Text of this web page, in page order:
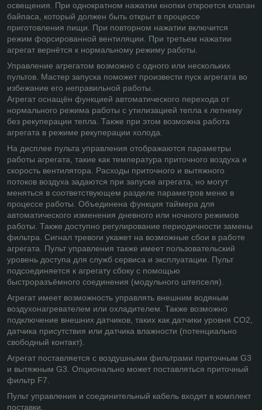
освещения. При однократном нажатии кнопки откроется клапан
байпаса, который должен быть открыт в процессе
приготовления пищи. При повторном нажатии включится
режим форсированной вентиляции. При третьем нажатии
агрегат вернётся к нормальному режиму работы.
Управление агрегатом возможно с одного или нескольких
пультов. Мастер запуска поможет произвести пуск агрегата во
избежание его неправильной работы.
Агрегат оснащён функцией автоматического перехода от
нормального режима работы с утилизацией тепла к летнему
без рекуперации тепла. Также при этом возможна работа
агрегата в режиме рекуперации холода.
На дисплее пульта управления отображаются параметры
работы агрегата, такие как температура приточного воздуха и
скорость вентилятора. Расходы приточного и вытяжного
потоков воздуха задаются при запуске агрегата, но могут
меняться в соответствующем разделе параметров меню в
процессе работы. Объединена функция таймера для
автоматического изменения дневного или ночного режимов
работы. Также доступно регулирование периодичности замены
фильтра. Сигнал тревоги укажет на возможные сбои в работе
агрегата. Пульт управления также имеет пользовательский
уровень доступа для служб сервиса и эксплуатации. Пульт
подсоединяется к агрегату сбоку с помощью
быстроразъёмного соединения (модульного штепселя).
Агрегат имеет возможность управлять внешним водяным
воздухонагревателем или охладителем. Также возможно
подключение внешних датчиков, таких как датчики уровня СО2,
датчика присутствия или датчика влажности (потенциально
свободный контакт).
Агрегат поставляется с воздушными фильтрами приточным G3
и вытяжным G3. Опционально может поставляться приточный
фильтр F7.
Пульт управления и соединительный кабель входят в комплект
поставки.